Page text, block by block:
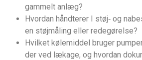
gammelt anlæg?
Hvordan håndterer I støj‑ og
en støjmåling eller redegørelse?
Hvilket kølemiddel bruger
der ved lækage, og hvordan